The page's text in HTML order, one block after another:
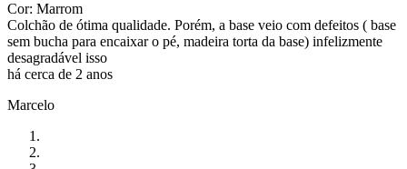
Cor: Marrom
Colchão de ótima qualidade. Porém, a base veio com defeitos ( base
sem bucha para encaixar o pé, madeira torta da base) infelizmente
desagradável isso
há cerca de 2 anos
Marcelo